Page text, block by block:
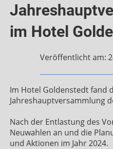
im Hotel
Veröffentlicht am:
Im Hotel Goldenstedt fand
Jahreshauptversammlung
Nach der Entlastung des
Neuwahlen an und die
und Aktionen im Jahr 2024.